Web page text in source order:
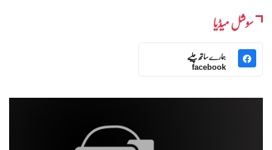
سوشل میڈیا
ہمارے ساتھ چلیے
facebook